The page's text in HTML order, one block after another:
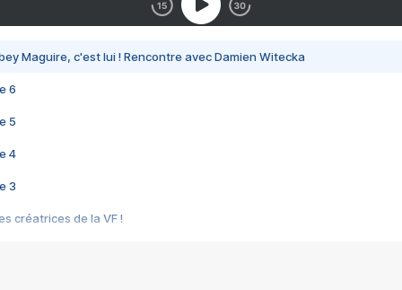
Maguire, c'est lui ! Rencontre avec Damien Witecka
6
5
4
3
créatrices de la VF !